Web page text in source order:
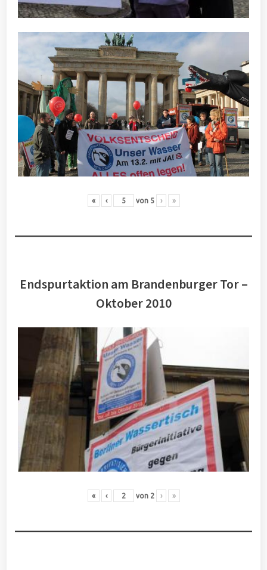
« ‹ von 5 › »
Endspurtaktion am Brandenburger Tor –
Oktober 2010
« ‹ von 2 › »